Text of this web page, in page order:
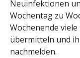
Neuinfektionen
Wochentag zu
Wochenende
übermitteln und
nachmelden.